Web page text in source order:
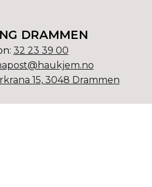
DRAMMEN
32 23 39 00
15, 3048 Drammen